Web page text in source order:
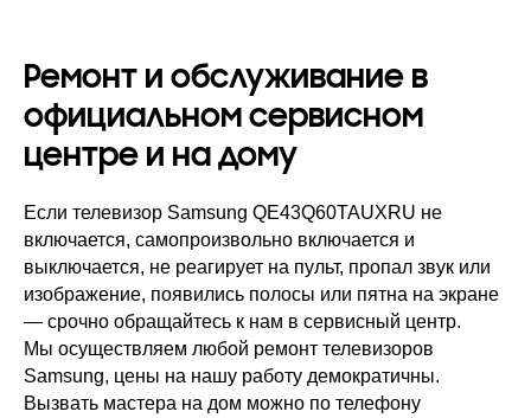
Ремонт и обслуживание в
официальном сервисном
центре и на дому
Если телевизор Samsung QE43Q60TAUXRU не
включается, самопроизвольно включается и
выключается, не реагирует на пульт, пропал звук или
изображение, появились полосы или пятна на экране
— срочно обращайтесь к нам в сервисный центр.
Мы осуществляем любой ремонт телевизоров
Samsung, цены на нашу работу демократичны.
Вызвать мастера на дом можно по телефону